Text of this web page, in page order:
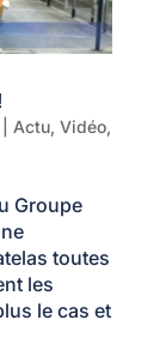
Actu, Vidéo,
Groupe
toutes
les
le cas et